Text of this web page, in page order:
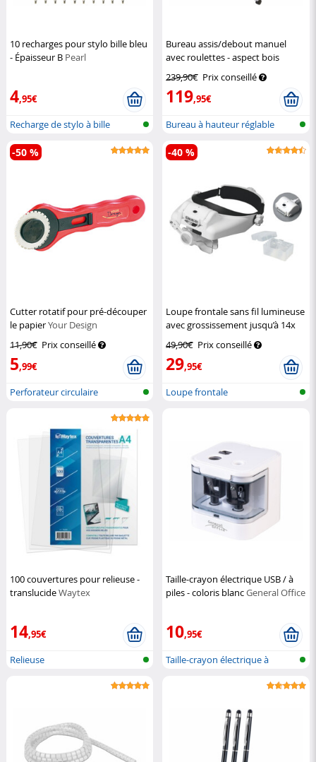
10 recharges pour stylo bille bleu
- Épaisseur B Pearl
4,95€
Recharge de stylo à bille
Bureau assis/debout manuel
avec roulettes - aspect bois
239,90€ Prix conseillé
119,95€
Bureau à hauteur réglable
hydrauliq...
Cutter rotatif pour pré-découper
le papierYour Design
11,90€ Prix conseillé
5,99€
-50 %
Perforateur circulaire
Loupe frontale sans fil lumineuse
avec grossissement jusqu’à 14x
49,90€ Prix conseillé
29,95€
-40 %
Loupe frontale
100 couvertures pour relieuse -
translucideWaytex
14,95€
Relieuse
Taille-crayon électrique USB / à
piles - coloris blancGeneral Office
10,95€
Taille-crayon électrique à